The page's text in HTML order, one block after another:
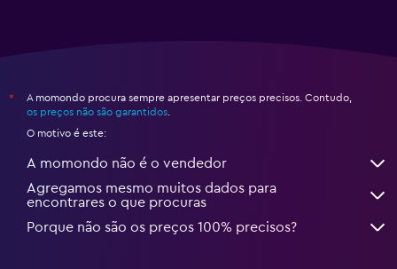
*
A momondo procura sempre apresentar preços precisos. Contudo,
os preços não são garantidos
O motivo é este:
A momondo não é o vendedor
Agregamos mesmo muitos dados para
encontrares o que procuras
Porque não são os preços 100% precisos?